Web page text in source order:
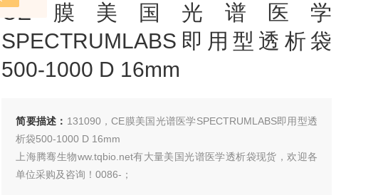
CE膜美国光谱医学
SPECTRUMLABS即用型透析袋
500-1000 D 16mm
简要描述： 131090，CE膜美国光谱医学SPECTRUMLABS即用型透
析袋500-1000 D 16mm
上海腾骞生物ww.tqbio.net有大量美国光谱医学透析袋现货，欢迎各
单位采购及咨询！0086-；